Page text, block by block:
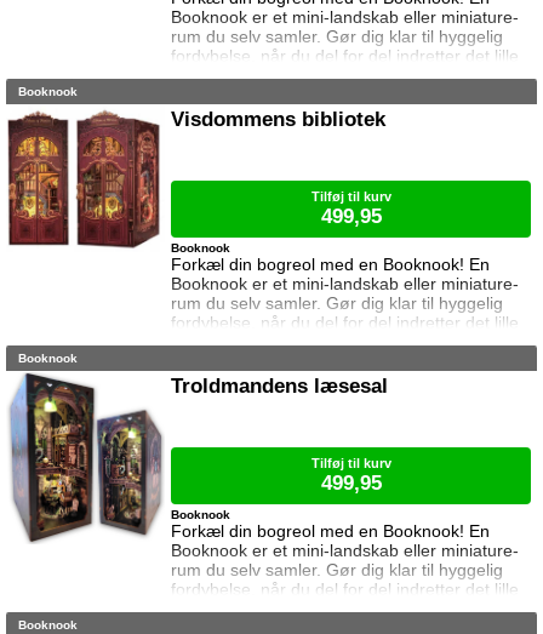
Booknook er et mini-landskab eller miniature-
rum du selv samler. Gør dig klar til hyggelig
fordybelse, når du del for del indretter det lille
rum med de fineste detaljer. Med lukkede
og med det indbyggede lys, pynter den også i
Booknook
Visdommens bibliotek
Forkæl din bogreol med en Booknook! En
Booknook er et mini-landskab eller miniature-
rum du selv samler. Gør dig klar til hyggelig
fordybelse, når du del for del indretter det lille
rum med de fineste detaljer. Med lukkede
og med det indbyggede lys, pynter den også i
Booknook
Tilføj til kurv
499,95
Booknook
Troldmandens læsesal
Forkæl din bogreol med en Booknook! En
Booknook er et mini-landskab eller miniature-
rum du selv samler. Gør dig klar til hyggelig
fordybelse, når du del for del indretter det lille
rum med de fineste detaljer. Med lukkede
Booknook
Tilføj til kurv
499,95
Booknook